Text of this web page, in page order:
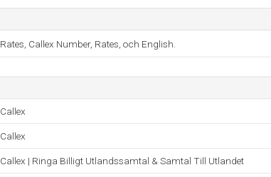
Rates, Callex Number, Rates, och English.
Callex
Callex
Callex | Ringa Billigt Utlandssamtal & Samtal Till Utlandet